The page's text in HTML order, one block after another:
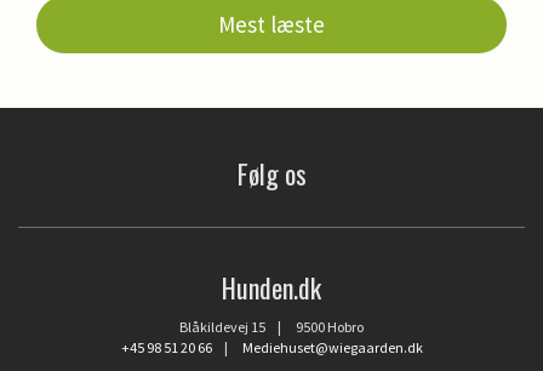
Mest læste
Følg os
Hunden.dk
Blåkildevej 15 | 9500 Hobro
+45 98 51 20 66| Mediehuset@wiegaarden.dk